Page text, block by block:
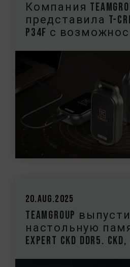
Компания
представила T-
P34F с
20.Aug.2025
TEAMGROUP
настольную
EXPERT CKD DDR5.